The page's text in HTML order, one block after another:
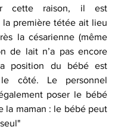
cette raison, il est
la première tétée ait lieu
la césarienne (même
de lait n’a pas encore
position du bébé est
côté. Le personnel
poser le bébé
la maman : le bébé peut